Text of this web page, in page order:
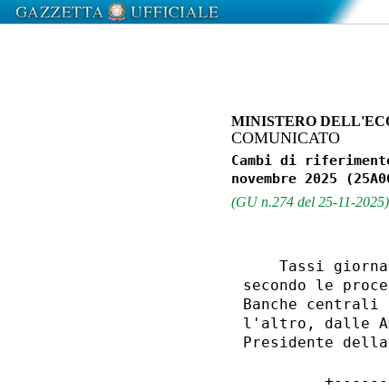
MINISTERO
COMUNICATO
Cambi di
(GU n.274 del 25-11-2025)
Tassi
secondo le
Banche
l'altro, dalle
Presidente